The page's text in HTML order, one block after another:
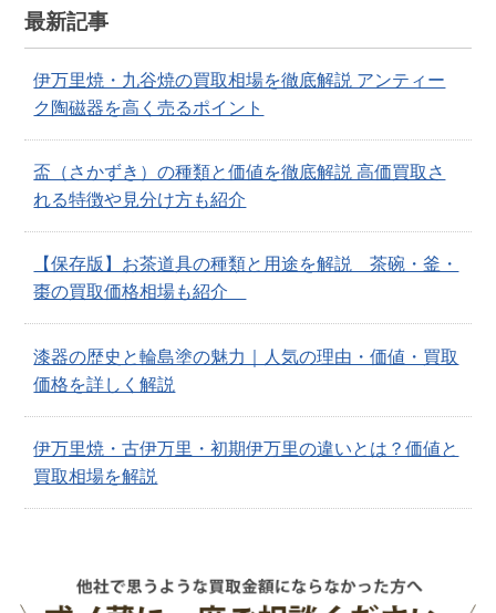
最新記事
伊万里焼・九谷焼の買取相場を徹底解説 アンティー
ク陶磁器を高く売るポイント
盃（さかずき）の種類と価値を徹底解説 高価買取さ
れる特徴や見分け方も紹介
【保存版】お茶道具の種類と用途を解説 茶碗・釜・
棗の買取価格相場も紹介
漆器の歴史と輪島塗の魅力｜人気の理由・価値・買取
価格を詳しく解説
伊万里焼・古伊万里・初期伊万里の違いとは？価値と
買取相場を解説